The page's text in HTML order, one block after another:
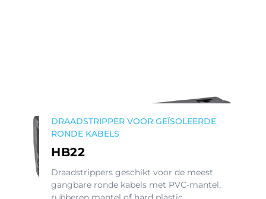
DRAADSTRIPPER VOOR GEÏSOLEERDE
RONDE KABELS
HB22
Draadstrippers geschikt voor de meest
gangbare ronde kabels met PVC-mantel,